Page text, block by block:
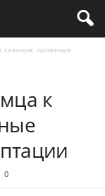
сезонов: полезные
к
0